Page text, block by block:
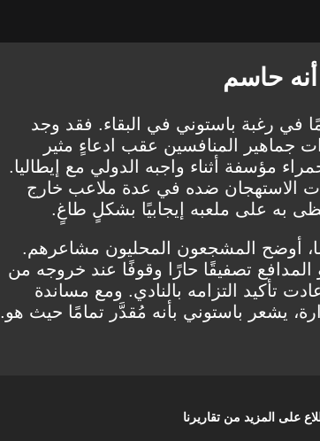
حاسم
في رغبة باستوني في البقاء. فقد وجد
جماهير المنافسين عقب ادعاءٍ مثير
مؤسفة أثناء واجبه الدولي مع إيطاليا.
الاستهجان ضده في عدة ملاعب خارج
به على ملعبه إيجابيًا بشكلٍ طاغٍ.
أوضح المشجعون المحليون مشاعرهم.
تصفيقًا حارًا وقوفًا عند خروجه من
تأكيد التزامه بالنادي. ومع مساندة
يشعر باستوني بأنه مُقدَّر تمامًا حيث هو.
المزيد من تقاريرنا